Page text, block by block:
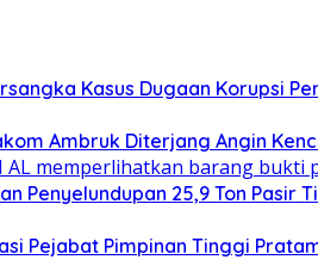
Kasus Dugaan Korupsi
Ambruk Diterjang Angin
Penyelundupan 25,9 Ton Pasir
Pejabat Pimpinan Tinggi